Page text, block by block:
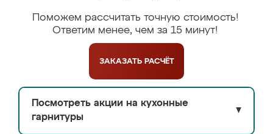
Поможем рассчитать точную стоимость!
Ответим менее, чем за 15 минут!
ЗАКАЗАТЬ РАСЧЁТ
Посмотреть акции на кухонные
гарнитуры
▼